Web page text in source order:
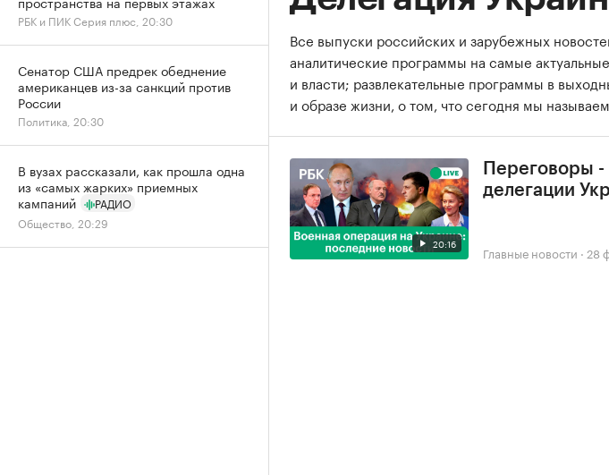
Все выпуски российских и зарубежных
аналитические программы на самые
и власти; развлекательные программы в
и образе жизни, о том, что сегодня мы
20:16
Переговоры
делегации
Главные новости · 28
РБК и ПИК Серия плюс, 20:30
Сенатор США предрек обеднение
американцев из-за санкций против
России
Политика, 20:30
В вузах рассказали, как прошла одна
из «самых жарких» приемных
кампаний
РАДИО
Общество, 20:29